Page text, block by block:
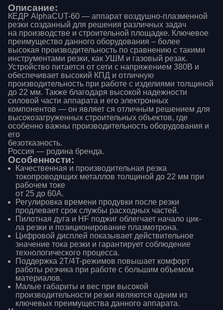
Сварочные горелки
Средства защиты
Описание:
КЕДР AlphaCUT-60 — аппарат воздушно-плазменной
резки созданный для решения различных задач
на производстве и строительной площадке. Ключевое
преимущество данного оборудования – более
высокая производительность по сравнению с такими
инструментами резки, как УШМ и газовый резак.
Устройство питается от сети с напряжением 380В и
обеспечивает высокий КПД и отличную
производительность при работе с изделиями толщиной
до 22 мм. Также благодаря высокой надежности
силовой части аппарата и его электронных
компонентов — он являет ся отличным решением для
высокозагруженных строительных объектов, где
особенно важны производительность оборудования и
его
безотказность.
Россия — родина бренда.
Особенности:
Качественная и производительная резка
токопроводящих металлов толщиной до 22 мм при
рабочем токе
от 25 до 60А.
Регулировка времени продувки после резки
продлевает срок службы расходных частей.
Пилотная дуга и HF поджиг облегчает начало цик-
ла резки и позиционирование плазмотрона.
Цифровой дисплей показывает действительное
значение тока резки и гарантирует соблюдение
технологического процесса.
Поддержка 2T/4T-режимов повышает комфорт
работы резчика при работе с большим объемом
материалов.
Малые габариты и вес при высокой
производительности резки являются одним из
ключевых преимущества данного аппарата.